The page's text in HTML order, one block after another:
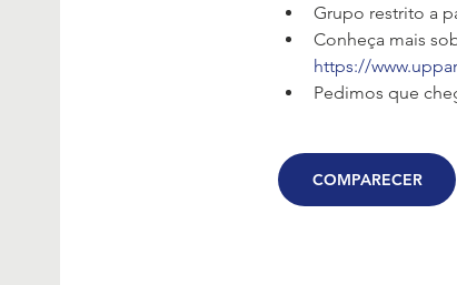
Grupo restrito a
Conheça mais
https://
Pedimos que
COMPARECER